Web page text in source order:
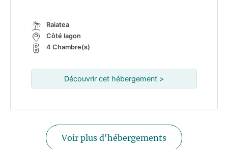
Raiatea
Côté lagon
4 Chambre(s)
Découvrir cet hébergement >
Voir plus d'hébergements